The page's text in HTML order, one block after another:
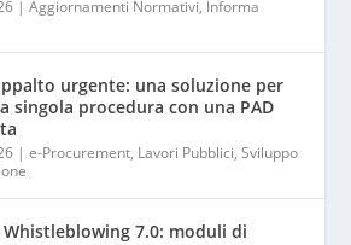
|Aggiornamenti Normativi, Informa
urgente: una soluzione per
singola procedura con una PAD
|e-Procurement, Lavori Pubblici,Sviluppo
7.0: moduli di